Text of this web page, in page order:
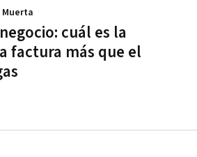
cuál es la
factura más que el
Muerta